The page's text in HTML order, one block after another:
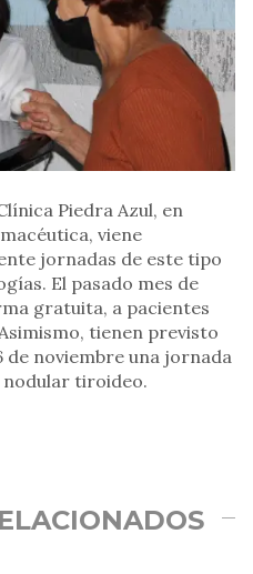
Piedra Azul, en
viene
jornadas de este tipo
El pasado mes de
gratuita, a pacientes
tienen previsto
de noviembre una jornada
tiroideo.